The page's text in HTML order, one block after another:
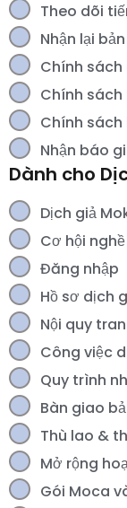
Theo dõi
Nhận lại
Chính
Chính
Chính sách
Nhận báo
Dành cho
Dịch giả
Cơ hội
Đăng nhập
Hồ sơ dịch
Nội quy
Công việc
Quy trình
Bàn giao
Thù lao &
Mở rộng
Gói Moca